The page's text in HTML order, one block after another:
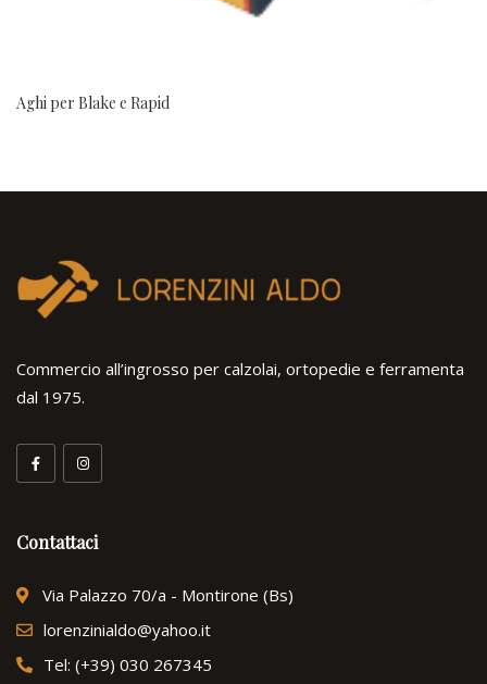
Aghi per Blake e Rapid
Commercio all’ingrosso per calzolai, ortopedie e ferramenta
dal 1975.
Contattaci
Via Palazzo 70/a - Montirone (Bs)
lorenzinialdo@yahoo.it
Tel: (+39) 030 267345